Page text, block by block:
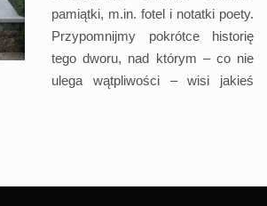
pamiątki, m.in. fotel i notatki poety.
Przypomnijmy pokrótce historię
tego dworu, nad którym – co nie
ulega wątpliwości – wisi jakieś